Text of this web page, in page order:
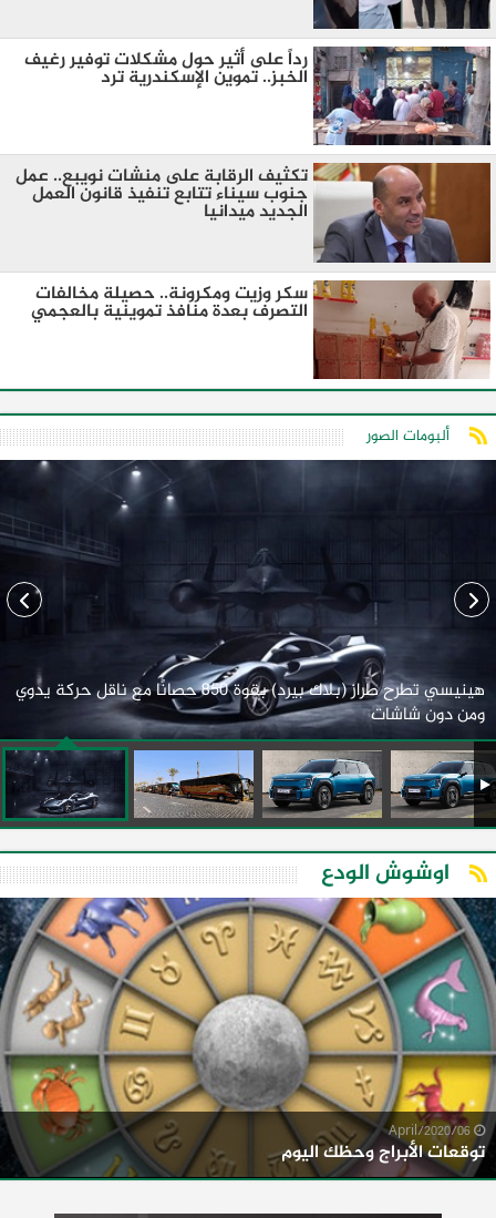
رداً على أثير حول مشكلات توفير رغيف
الخبز.. تموين الإسكندرية ترد
تكثيف الرقابة على منشات نويبع.. عمل
جنوب سيناء تتابع تنفيذ قانون العمل
الجديد ميدانيا
سكر وزيت ومكرونة.. حصيلة مخالفات
التصرف بعدة منافذ تموينية بالعجمي
ألبومات الصور
هينيسي تطرح طراز (بلاك بيرد) بقوة 850 حصانًا مع ناقل حركة يدوي
ومن دون شاشات
اوشوش الودع
توقعات الأبراج وحظك اليوم